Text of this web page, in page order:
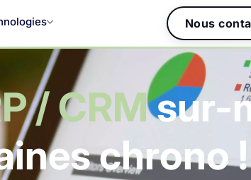
Nous
/ CRMsur-
chrono !